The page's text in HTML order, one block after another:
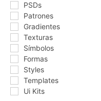
PSDs
Patrones
Gradientes
Texturas
Símbolos
Formas
Styles
Templates
Ui Kits